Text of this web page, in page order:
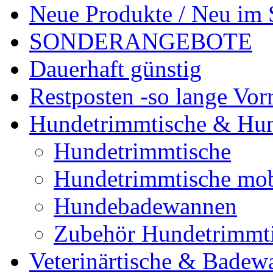
Neue Produkte / Neu im
SONDERANGEBOTE
Dauerhaft günstig
Restposten -so lange
Hundetrimmtische &
Hundetrimmtische
Hundetrimmtische
Hundebadewannen
Zubehör
Veterinärtische &